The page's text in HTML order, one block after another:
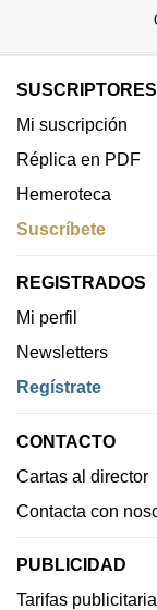
SUSCRIPTORES
Mi suscripción
Réplica en PDF
Hemeroteca
Suscríbete
REGISTRADOS
Mi perfil
Newsletters
Regístrate
CONTACTO
Cartas al director
Contacta con
PUBLICIDAD
Tarifas